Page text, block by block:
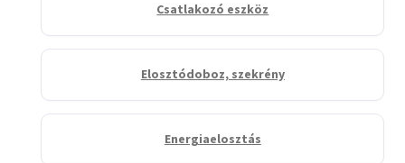
Csatlakozó eszköz
Elosztódoboz, szekrény
Energiaelosztás